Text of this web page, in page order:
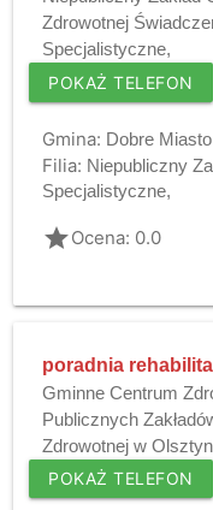
Zdrowotnej
Specjalistyczne,
POKAŻ TELEFON
Gmina: Dobre
Filia: Niepubliczny
Specjalistyczne,
gradeOcena: 0.0
poradnia
Gminne Centrum
Publicznych
Zdrowotnej w
POKAŻ TELEFON